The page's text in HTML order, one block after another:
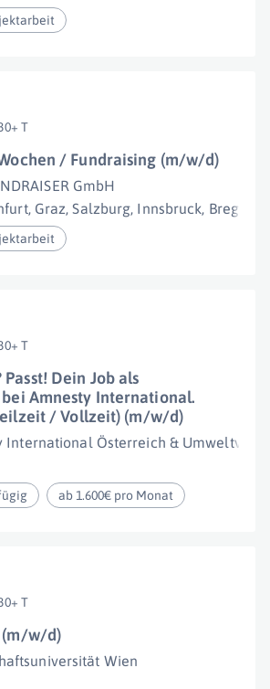
T
/ Fundraising (m/w/d)
GmbH
, Graz,Salzburg, Innsbruck, Bregenz
T
Dein Job als
Amnesty International.
/ Vollzeit) (m/w/d)
International Österreich &
ab 1.600€ pro Monat
T
(m/w/d)
Wien